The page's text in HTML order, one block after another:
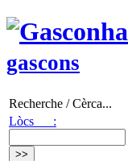
gascons
Recherche / Cèrca...
Lòcs :